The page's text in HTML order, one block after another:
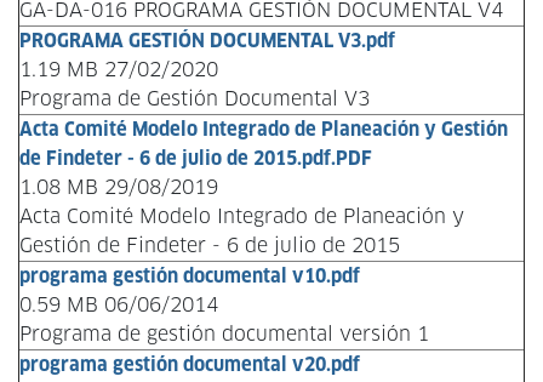
GA-DA-016 PROGRAMA GESTIÓN DOCUMENTAL V4
PROGRAMA GESTIÓN DOCUMENTAL V3.pdf
1.19 MB 27/02/2020
Programa de Gestión Documental V3
Acta Comité Modelo Integrado de Planeación y Gestión
de Findeter - 6 de julio de 2015.pdf.PDF
1.08 MB 29/08/2019
Acta Comité Modelo Integrado de Planeación y
Gestión de Findeter - 6 de julio de 2015
programa gestión documental v10.pdf
0.59 MB 06/06/2014
Programa de gestión documental versión 1
programa gestión documental v20.pdf